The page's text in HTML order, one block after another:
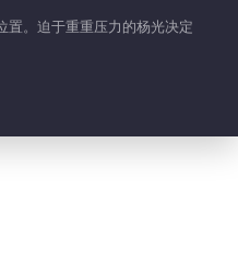
置。迫于重重压力的杨光决定